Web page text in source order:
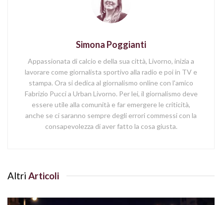
Simona Poggianti
Appassionata di calcio e della sua città, Livorno, inizia a
lavorare come giornalista sportivo alla radio e poi in TV e
stampa. Ora si dedica al giornalismo online con l'amico
Fabrizio Pucci a Urban Livorno. Per lei, il giornalismo deve
essere utile alla comunità e far emergere le criticità,
anche se ci saranno sempre degli errori commessi con la
consapevolezza di aver fatto la cosa giusta.
Altri Articoli